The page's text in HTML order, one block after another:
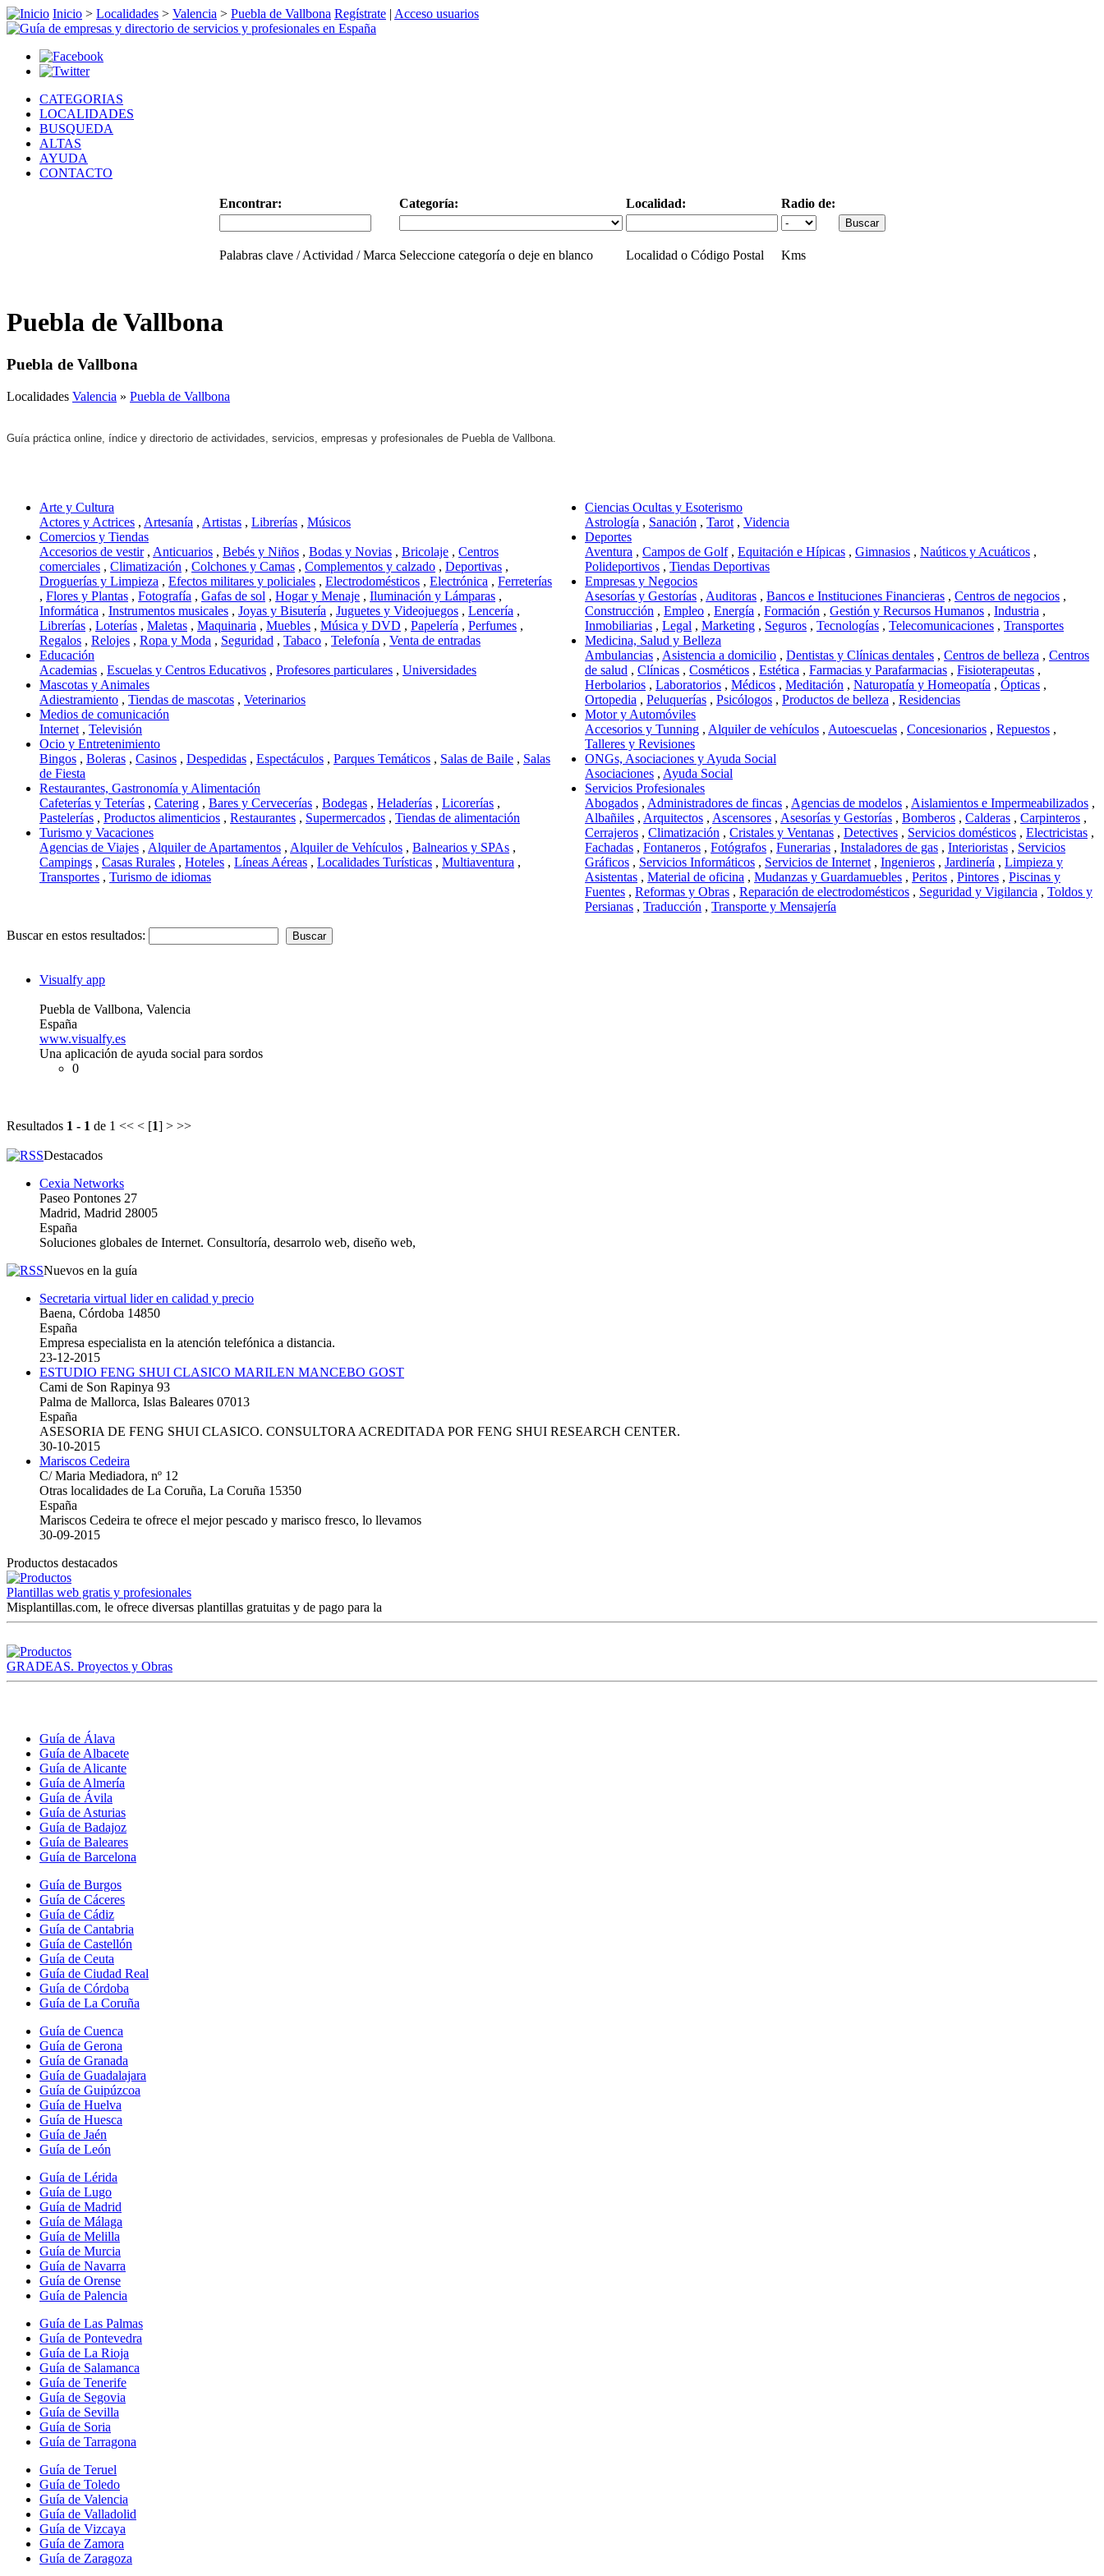
Inicio > Localidades > Valencia > Puebla de Vallbona Regístrate | Acceso usuarios
CATEGORIAS
LOCALIDADES
BUSQUEDA
ALTAS
AYUDA
CONTACTO
Encontrar: Categoría: Localidad: Radio de:
Palabras clave / Actividad / Marca Seleccione categoría o deje en blanco Localidad o Código Postal Kms
Puebla de Vallbona
Puebla de Vallbona
Localidades Valencia » Puebla de Vallbona
Guía práctica online, índice y directorio de actividades, servicios, empresas y profesionales de Puebla de Vallbona.
Arte y Cultura
Actores y Actrices , Artesanía , Artistas , Librerías , Músicos
Comercios y Tiendas
Accesorios de vestir, Anticuarios , Bebés y Niños , Bodas y Novias , Bricolaje , Centros
comerciales , Climatización , Colchones y Camas , Complementos y calzado , Deportivas ,
Droguerías y Limpieza , Efectos militares y policiales , Electrodomésticos , Electrónica , Ferreterías
, Flores y Plantas , Fotografía , Gafas de sol , Hogar y Menaje , Iluminación y Lámparas ,
Informática , Instrumentos musicales , Joyas y Bisutería , Juguetes y Videojuegos , Lencería ,
Librerías , Loterías , Maletas , Maquinaria , Muebles , Música y DVD , Papelería , Perfumes ,
Regalos , Relojes , Ropa y Moda , Seguridad , Tabaco , Telefonía , Venta de entradas
Educación
Academias , Escuelas y Centros Educativos , Profesores particulares , Universidades
Mascotas y Animales
Adiestramiento , Tiendas de mascotas , Veterinarios
Medios de comunicación
Internet , Televisión
Ocio y Entretenimiento
Bingos , Boleras , Casinos , Despedidas , Espectáculos , Parques Temáticos , Salas de Baile , Salas
de Fiesta
Restaurantes, Gastronomía y Alimentación
Cafeterías y Teterías , Catering , Bares y Cervecerías , Bodegas , Heladerías , Licorerías ,
Pastelerías , Productos alimenticios , Restaurantes , Supermercados , Tiendas de alimentación
Turismo y Vacaciones
Agencias de Viajes , Alquiler de Apartamentos , Alquiler de Vehículos , Balnearios y SPAs ,
Campings , Casas Rurales , Hoteles , Líneas Aéreas , Localidades Turísticas , Multiaventura ,
Transportes , Turismo de idiomas
Ciencias Ocultas y Esoterismo
Astrología , Sanación , Tarot , Videncia
Deportes
Aventura , Campos de Golf, Equitación e Hípicas , Gimnasios , Naúticos y Acuáticos ,
Polideportivos , Tiendas Deportivas
Empresas y Negocios
Asesorías y Gestorías , Auditoras , Bancos e Instituciones Financieras , Centros de negocios ,
Construcción , Empleo , Energía , Formación , Gestión y Recursos Humanos , Industria ,
Inmobiliarias , Legal , Marketing , Seguros , Tecnologías , Telecomunicaciones , Transportes
Medicina, Salud y Belleza
Ambulancias , Asistencia a domicilio , Dentistas y Clínicas dentales , Centros de belleza , Centros
de salud , Clínicas , Cosméticos , Estética , Farmacias y Parafarmacias , Fisioterapeutas ,
Herbolarios , Laboratorios , Médicos , Meditación , Naturopatía y Homeopatía , Ópticas ,
Ortopedia , Peluquerías , Psicólogos , Productos de belleza , Residencias
Motor y Automóviles
Accesorios y Tunning , Alquiler de vehículos , Autoescuelas , Concesionarios , Repuestos ,
Talleres y Revisiones
ONGs, Asociaciones y Ayuda Social
Asociaciones , Ayuda Social
Servicios Profesionales
Abogados , Administradores de fincas , Agencias de modelos , Aislamientos e Impermeabilizados ,
Albañiles , Arquitectos , Ascensores , Asesorías y Gestorías , Bomberos , Calderas , Carpinteros ,
Cerrajeros , Climatización , Cristales y Ventanas , Detectives , Servicios domésticos , Electricistas ,
Fachadas , Fontaneros , Fotógrafos , Funerarias , Instaladores de gas , Interioristas , Servicios
Gráficos , Servicios Informáticos , Servicios de Internet , Ingenieros , Jardinería , Limpieza y
Asistentas , Material de oficina , Mudanzas y Guardamuebles , Peritos , Pintores , Piscinas y
Fuentes , Reformas y Obras , Reparación de electrodomésticos , Seguridad y Vigilancia , Toldos y
Persianas , Traducción , Transporte y Mensajería
Buscar en estos resultados:
Visualfy app
Puebla de Vallbona, Valencia
España
www.visualfy.es
Una aplicación de ayuda social para sordos
0
Resultados 1 - 1 de 1 << < [1] > >>
Destacados
Cexia Networks
Paseo Pontones 27
Madrid, Madrid 28005
España
Soluciones globales de Internet. Consultoría, desarrolo web, diseño web,
Nuevos en la guía
Secretaria virtual lider en calidad y precio
Baena, Córdoba 14850
España
Empresa especialista en la atención telefónica a distancia.
23-12-2015
ESTUDIO FENG SHUI CLASICO MARILEN MANCEBO GOST
Cami de Son Rapinya 93
Palma de Mallorca, Islas Baleares 07013
España
ASESORIA DE FENG SHUI CLASICO. CONSULTORA ACREDITADA POR FENG SHUI RESEARCH CENTER.
30-10-2015
Mariscos Cedeira
C/ Maria Mediadora, nº 12
Otras localidades de La Coruña, La Coruña 15350
España
Mariscos Cedeira te ofrece el mejor pescado y marisco fresco, lo llevamos
30-09-2015
Productos destacados
Plantillas web gratis y profesionales
Misplantillas.com, le ofrece diversas plantillas gratuitas y de pago para la
GRADEAS. Proyectos y Obras
Guía de Álava
Guía de Albacete
Guía de Alicante
Guía de Almería
Guía de Ávila
Guía de Asturias
Guía de Badajoz
Guía de Baleares
Guía de Barcelona
Guía de Burgos
Guía de Cáceres
Guía de Cádiz
Guía de Cantabria
Guía de Castellón
Guía de Ceuta
Guía de Ciudad Real
Guía de Córdoba
Guía de La Coruña
Guía de Cuenca
Guía de Gerona
Guía de Granada
Guía de Guadalajara
Guía de Guipúzcoa
Guía de Huelva
Guía de Huesca
Guía de Jaén
Guía de León
Guía de Lérida
Guía de Lugo
Guía de Madrid
Guía de Málaga
Guía de Melilla
Guía de Murcia
Guía de Navarra
Guía de Orense
Guía de Palencia
Guía de Las Palmas
Guía de Pontevedra
Guía de La Rioja
Guía de Salamanca
Guía de Tenerife
Guía de Segovia
Guía de Sevilla
Guía de Soria
Guía de Tarragona
Guía de Teruel
Guía de Toledo
Guía de Valencia
Guía de Valladolid
Guía de Vizcaya
Guía de Zamora
Guía de Zaragoza